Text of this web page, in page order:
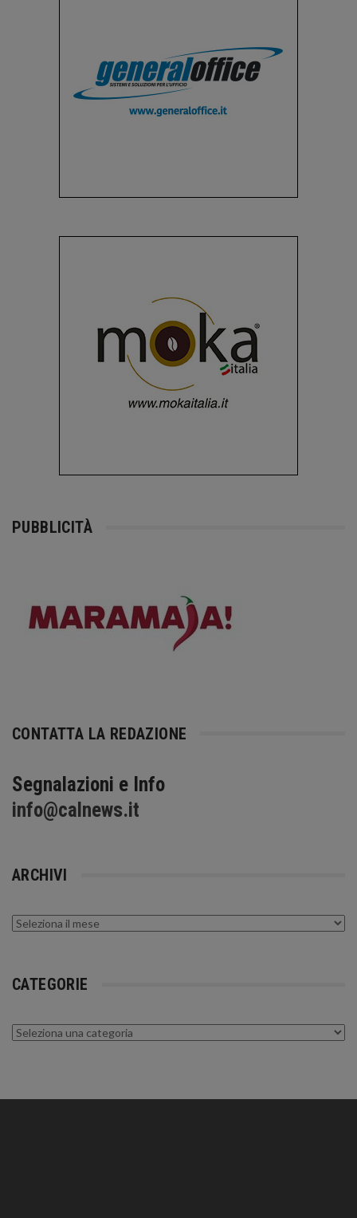
PUBBLICITÀ
CONTATTA LA REDAZIONE
Segnalazioni e Info
info@calnews.it
ARCHIVI
Archivi
CATEGORIE
Categorie